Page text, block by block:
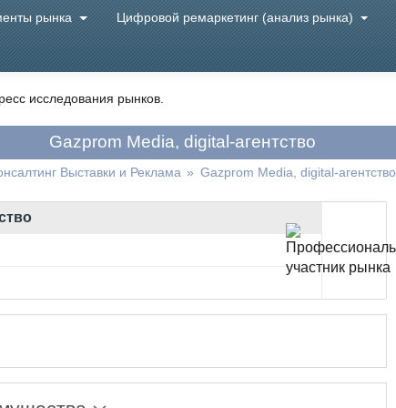
рынка Цифровой ремаркетинг (анализ рынка)
исследования рынков.
Gazprom Media, digital-агентство
Выставки и Реклама » Gazprom Media, digital-агентство